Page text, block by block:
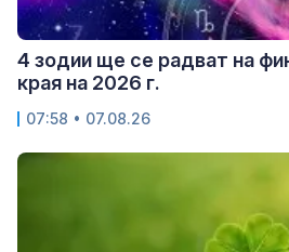
4 зодии ще се радват на
края на 2026 г.
07:58 • 07.08.26